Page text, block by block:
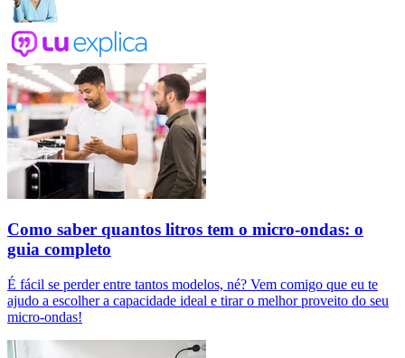
Como saber quantos litros tem o micro-ondas: o
guia completo
É fácil se perder entre tantos modelos, né? Vem comigo que eu te
ajudo a escolher a capacidade ideal e tirar o melhor proveito do seu
micro-ondas!